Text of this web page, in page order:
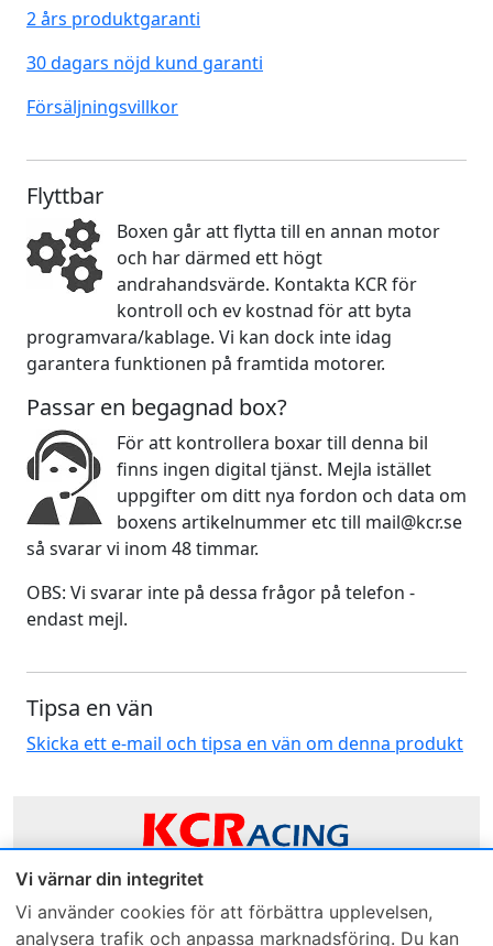
Vi värnar din integritet
Vi använder cookies för att förbättra upplevelsen,
analysera trafik och anpassa marknadsföring. Du kan
2 års produktgaranti
30 dagars nöjd kund garanti
Försäljningsvillkor
Flyttbar
Boxen går att flytta till en annan motor
och har därmed ett högt
andrahandsvärde. Kontakta KCR för
kontroll och ev kostnad för att byta
programvara/kablage. Vi kan dock inte idag
garantera funktionen på framtida motorer.
Passar en begagnad box?
För att kontrollera boxar till denna bil
finns ingen digital tjänst. Mejla istället
uppgifter om ditt nya fordon och data om
boxens artikelnummer etc till mail@kcr.se
så svarar vi inom 48 timmar.
OBS: Vi svarar inte på dessa frågor på telefon -
endast mejl.
Tipsa en vän
Skicka ett e-mail och tipsa en vän om denna produkt
Sveriges mest sålda dieselbox